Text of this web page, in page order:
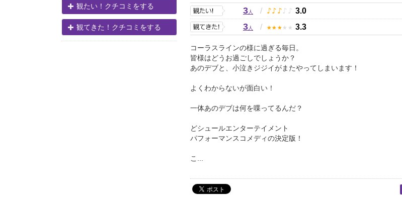
観たい！クチコミをする
観てきた！クチコミをする
3人 / ♪ ♪ ♪ ♪ ♪ 3.0
3人 / ★ ★ ★ ★ ★ 3.3
コーラスラインの様に過ぎる毎日。
皆様はどうお過ごしでしょうか？
あのデブと、小泣きジジイがまたやってしまいます！
よくわからないが面白い！
一体あのデブは何を喋ってるんだ？
どシュールエンターテイメント
パフォーマンスコメディの決定版！
こ...